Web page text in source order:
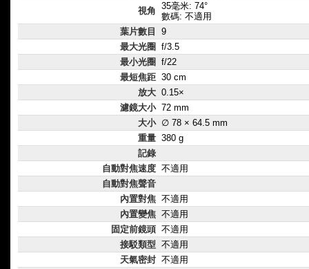
視角 35毫米: 74°
數碼: 不適用
葉片數目
9
最大光圈
f/3.5
最小光圈
f/22
最短焦距 30 cm
放大 0.15×
濾鏡大小 72 mm
大小 ∅ 78 × 64.5 mm
重量 380 g
記錄
自動對焦速度 不適用
自動對焦聲音
內置對焦 不適用
內置變焦 不適用
固定前鏡頭 不適用
接駁類型 不適用
天氣密封 不適用